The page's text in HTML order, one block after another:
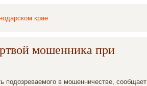
крае
мошенника при
подοзреваемого в мошенничестве, сообщает